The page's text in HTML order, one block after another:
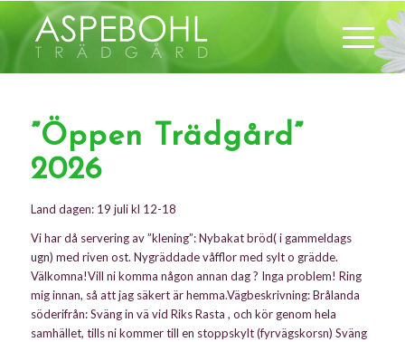
”Öppen Trädgård”
2026
Land dagen: 19 juli kl 12-18
Vi har då servering av ”klening”: Nybakat bröd( i gammeldags
ugn) med riven ost. Nygräddade våfflor med sylt o grädde.
Välkomna!Vill ni komma någon annan dag ? Inga problem! Ring
mig innan, så att jag säkert är hemma.Vägbeskrivning: Brålanda
söderifrån: Sväng in vä vid Riks Rasta , och kör genom hela
samhället, tills ni kommer till en stoppskylt (fyrvägskorsn) Sväng